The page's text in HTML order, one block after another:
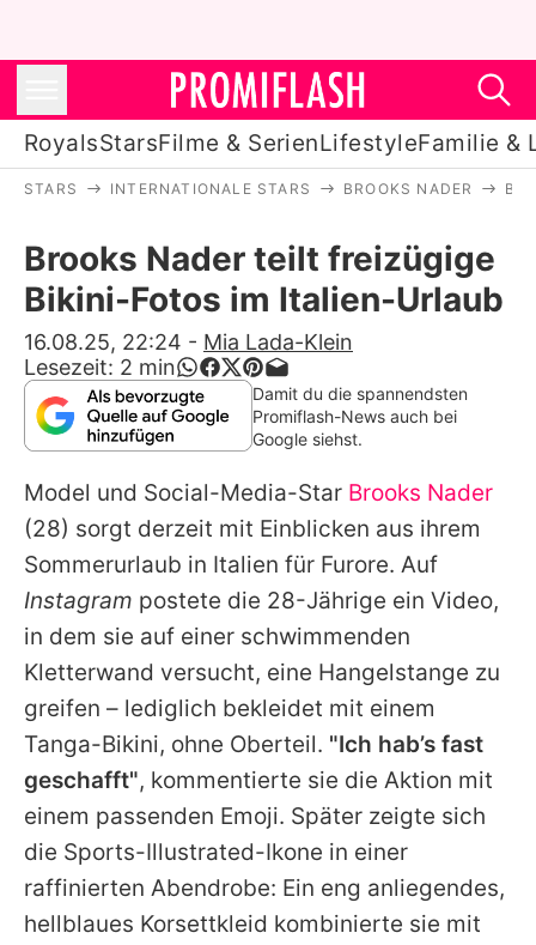
RoyalsStarsFilme & SerienLifestyleFamilie &
Stars
Filme & Serien
Lifestyle
Familie & Liebe
Alle Themen auf Promiflash
Jobs
App runterladen
Team
Redaktionelle Richtlinien
Impressum
Datenschutzerklärung
Nutzungsbedingungen
STARS INTERNATIONALE STARS BROOKS NADER
Brooks Nader teilt freizügige
Bikini-Fotos im Italien-Urlaub
16.08.25, 22:24 - Mia Lada-Klein
Lesezeit: 2 min
Damit du die spannendsten
Promiflash-News auch bei
Google siehst.
Model und Social-Media-Star Brooks Nader
(28) sorgt derzeit mit Einblicken aus ihrem
Sommerurlaub in Italien für Furore. Auf
Instagram postete die 28-Jährige ein Video,
in dem sie auf einer schwimmenden
Kletterwand versucht, eine Hangelstange zu
greifen – lediglich bekleidet mit einem
Tanga-Bikini, ohne Oberteil. "Ich hab’s fast
geschafft", kommentierte sie die Aktion mit
einem passenden Emoji. Später zeigte sich
die Sports-Illustrated-Ikone in einer
raffinierten Abendrobe: Ein eng anliegendes,
hellblaues Korsettkleid kombinierte sie mit